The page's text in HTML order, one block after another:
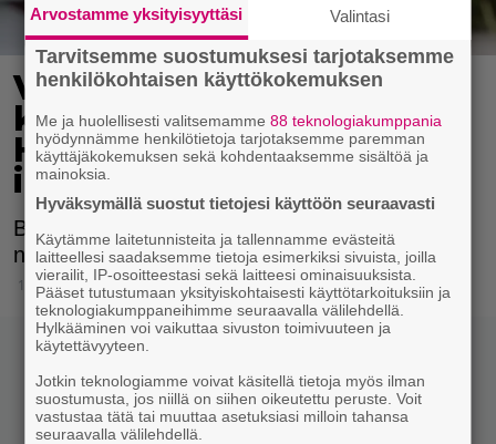
Vaate, jolla ratkot kaikki
kevään asukriisit – katso
Hailey Bieberin lookit ja
ihastu uutuuksiin
Bleiseri rokkaa tänäkin keväänä. Mutta, miltä
näyttää ajankohtaisin malli?
14.3.2021 20:45
Arvostamme yksityisyyttäsi Valintasi
Tarvitsemme suostumuksesi tarjotaksemme
henkilökohtaisen käyttökokemuksen
Me ja huolellisesti valitsemamme88 teknologiakumppania
hyödynnämme henkilötietoja tarjotaksemme paremman
käyttäjäkokemuksen sekä kohdentaaksemme sisältöä ja
mainoksia.
Hyväksymällä suostut tietojesi käyttöön seuraavasti
Käytämme laitetunnisteita ja tallennamme evästeitä
laitteellesi saadaksemme tietoja esimerkiksi sivuista, joilla
vierailit, IP-osoitteestasi sekä laitteesi ominaisuuksista.
Pääset tutustumaan yksityiskohtaisesti käyttötarkoituksiin ja
teknologiakumppaneihimme seuraavalla välilehdellä.
Hylkääminen voi vaikuttaa sivuston toimivuuteen ja
käytettävyyteen.
Jotkin teknologiamme voivat käsitellä tietoja myös ilman
suostumusta, jos niillä on siihen oikeutettu peruste. Voit
vastustaa tätä tai muuttaa asetuksiasi milloin tahansa
seuraavalla välilehdellä.